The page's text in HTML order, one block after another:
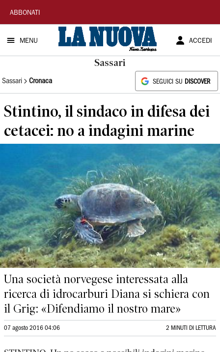
La
Nuova
Sardegna
ABBONATI
MENU ACCEDI
Sassari
Sassari Cronaca SEGUICI SU DISCOVER
Stintino, il sindaco in difesa dei
cetacei: no a indagini marine
Una società norvegese interessata alla
ricerca di idrocarburi Diana si schiera con
il Grig: «Difendiamo il nostro mare»
07 agosto 2016 04:06 2 MINUTI DI LETTURA